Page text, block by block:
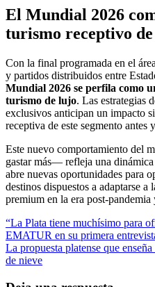
El Mundial 2026
turismo receptivo
Con la final programada en el
y partidos distribuidos entre
Mundial 2026 se perfila como
turismo de lujo. Las estrategias
exclusivos anticipan un impacto
receptiva de este segmento antes
Este nuevo comportamiento del
gastar más— refleja una
abre nuevas oportunidades para
destinos dispuestos a adaptarse
premium en la era post-
Navegación
de
entradas
“La Plata tiene muchísimo para
EMATUR en su primera
La propuesta platense que
de nieve